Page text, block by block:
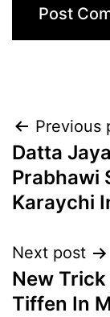
Post
Previous
Datta
Prabhawi
Karaychi
Next post
New Trick
Tiffen In